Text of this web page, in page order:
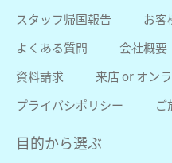
スタッフ帰国報告
お客
よくある質問
会社概要
資料請求
来店 or オン
プライバシポリシー
ご
目的から選ぶ